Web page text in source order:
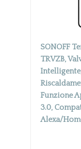
SONOFF
TRVZB,
Funzione
3.0,
Alexa/